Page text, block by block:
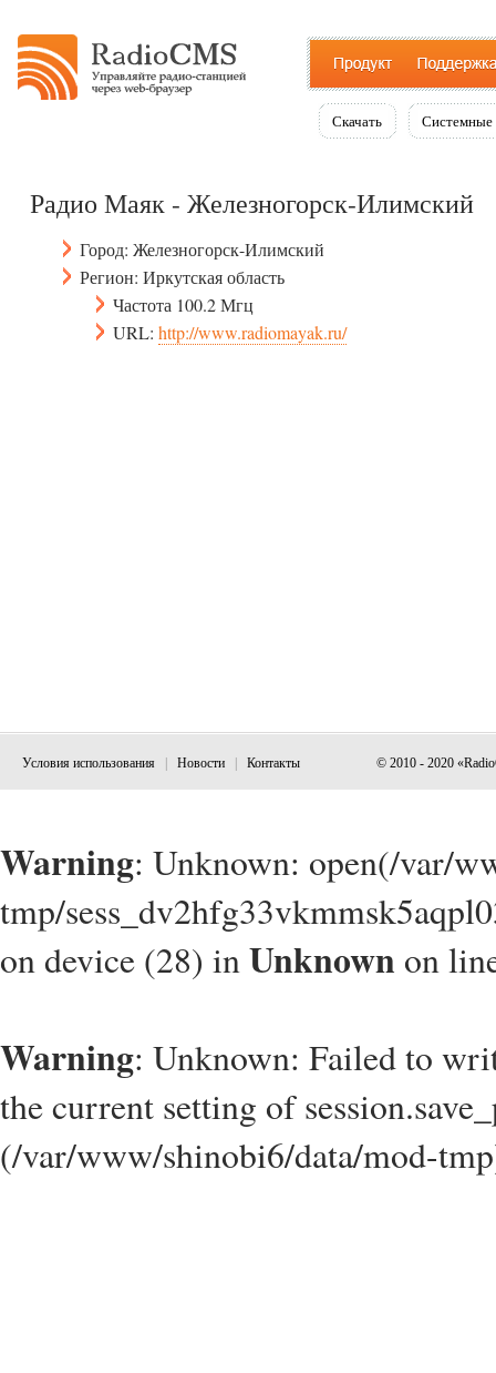
Скачать Системные
Радио Маяк - Железногорск-Илимский
Город: Железногорск-Илимский
Регион: Иркутская область
Частота 100.2 Мгц
URL: http://www.radiomayak.ru/
Условия использования Новости Контакты © 2010 - 2020
Warning: Unknown: open(/var/
tmp/
on device (28) inUnknown on
Warning: Unknown: Failed to
the current setting of
(/var/www/shinobi6/data/mod-